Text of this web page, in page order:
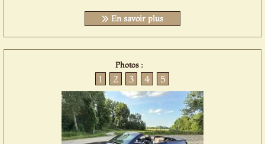
En savoir plus
Photos :
1 2 3 4 5